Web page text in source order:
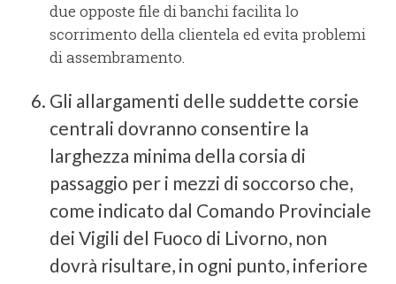
due opposte file di banchi facilita lo
scorrimento della clientela ed evita problemi
di assembramento.
Gli allargamenti delle suddette corsie
centrali dovranno consentire la
larghezza minima della corsia di
passaggio per i mezzi di soccorso che,
come indicato dal Comando Provinciale
dei Vigili del Fuoco di Livorno, non
dovrà risultare, in ogni punto, inferiore